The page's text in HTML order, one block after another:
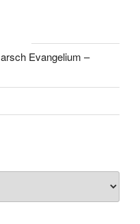
Evangelium –